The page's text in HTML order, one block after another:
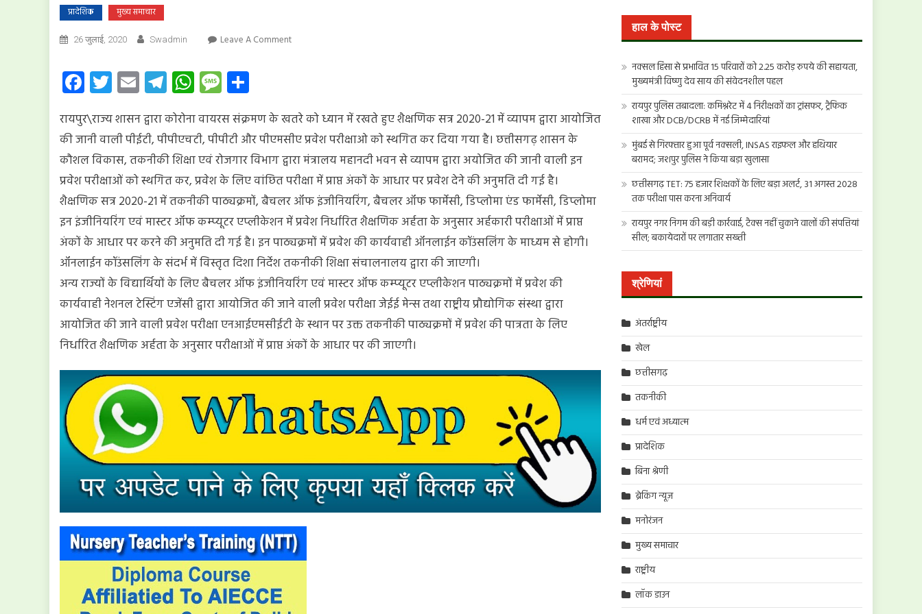
प्रादेशिक मुख्य समाचार
26 जुलाई, 2020 Swadmin Leave A CommentOn
परीक्षा
स्थगित
Facebook
Twitter
EmailTelegram
WhatsApp
Message
रायपुर\राज्य शासन द्वारा कोरोना वायरस संक्रमण के खतरे को ध्यान में रखते हुए शैक्षणिकसत्र 2020-21 में व्यापम द्वारा आयोजित
की जानी वाली पीईटी, पीपीएचटी, पीपीटी और पीएमसीए प्रवेश परीक्षाओ को स्थगित कर दिया गया है। छत्तीसगढ़ शासन के
कौशल विकास, तकनीकी शिक्षा एवं रोजगार विभाग द्वारा मंत्रालय महानदी भवन से व्यापम द्वारा अयोजित की जानी वाली इन
प्रवेश परीक्षाओं को स्थगित कर, प्रवेश के लिए वांछित परीक्षा में प्राप्त अंकों के आधार पर प्रवेश देने की अनुमति दी गई है।
शैक्षणिक सत्र 2020-21 में तकनीकी पाठ्यक्रमों, बैचलर ऑफ इंजीनियरिंग, बैचलर ऑफ फार्मेसी, डिप्लोमा एंड फार्मेसी, डिप्लोमा
इन इंजीनियरिंग एवं मास्टर ऑफ कम्प्यूटर एप्लीकेशन में प्रवेश निर्धारित शैक्षणिक अर्हता के अनुसार अर्हकारी परीक्षाओं में प्राप्त
अंकों के आधार पर करने की अनुमति दी गई है। इन पाठ्यक्रमों में प्रवेश की कार्यवाही ऑनलाईन कॉउंसलिंग के माध्यम से होगी।
ऑनलाईन कॉउंसलिंग के संदर्भ में विस्तृत दिशा निर्देश तकनीकी शिक्षा संचालनालय द्वारा की जाएगी।
अन्य राज्यों के विद्यार्थियों के लिए बैचलर ऑफ इंजीनियरिंग एवं मास्टर ऑफ कम्प्यूटर एप्लीकेशन पाठ्यक्रमों में प्रवेश की
कार्यवाही नेशनल टेस्टिंग एजेंसी द्वारा आयोजित की जाने वाली प्रवेश परीक्षा जेईई मेन्स तथा राष्ट्रीय प्रौद्योगिक संस्था द्वारा
आयोजित की जाने वाली प्रवेश परीक्षा एनआईएमसीईटी के स्थान पर उक्त तकनीकी पाठ्यक्रमों में प्रवेश की पात्रता के लिए
निर्धारित शैक्षणिक अर्हता के अनुसार परीक्षाओं में प्राप्त अंकों के आधार पर की जाएगी।
हाल के पोस्ट
नक्सल हिंसा से प्रभावित 15 परिवारों को 2.25 करोड़ रुपये की सहायता,
मुख्यमंत्री विष्णु देव साय की संवेदनशील पहल
रायपुर पुलिस तबादला: कमिश्नरेट में 4 निरीक्षकों का ट्रांसफर, ट्रैफिक
शाखा और DCB/DCRB में नई जिम्मेदारियां
मुंबई से गिरफ्तार हुआ पूर्व नक्सली, INSAS राइफल और हथियार
बरामद; जशपुर पुलिस ने किया बड़ा खुलासा
छत्तीसगढ़ TET: 75 हजार शिक्षकों के लिए बड़ा अलर्ट, 31 अगस्त 2028
तक परीक्षा पास करना अनिवार्य
रायपुर नगर निगम की बड़ी कार्रवाई, टैक्स नहीं चुकाने वालों की संपत्तियां
सील; बकायेदारों पर लगातार सख्ती
श्रेणियां
अंतर्राष्ट्रीय
खेल
छत्तीसगढ़
तकनीकी
धर्म एवं अध्यात्म
प्रादेशिक
बिना श्रेणी
ब्रेकिंग न्यूज़
मनोरंजन
मुख्य समाचार
राष्ट्रीय
लॉक डाउन